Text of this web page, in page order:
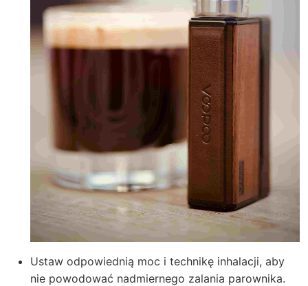
Ustaw odpowiednią moc i technikę inhalacji, aby
nie powodować nadmiernego zalania parownika.